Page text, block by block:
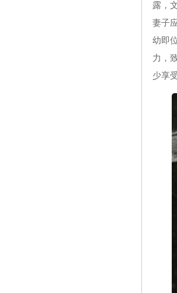
露，
妻子
幼即
力，
少享